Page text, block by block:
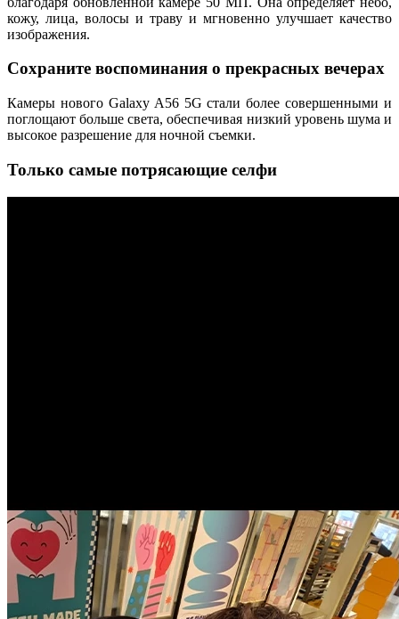
кожу, лица, волосы и траву и мгновенно улучшает качество
изображения.
Сохраните воспоминания о прекрасных вечерах
Камеры нового Galaxy A56 5G стали более совершенными и
поглощают больше света, обеспечивая низкий уровень шума и
высокое разрешение для ночной съемки.
Только самые потрясающие селфи